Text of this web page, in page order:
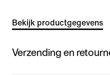
Bekijk productgegevens
Verzending en